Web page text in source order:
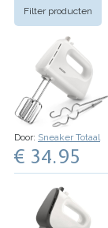
Filter producten
Door: Sneaker Totaal
€ 34.95